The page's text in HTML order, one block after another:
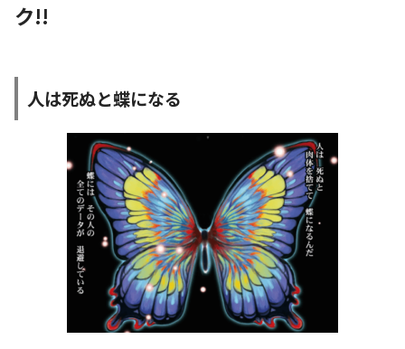
ク!!
人は死ぬと蝶になる